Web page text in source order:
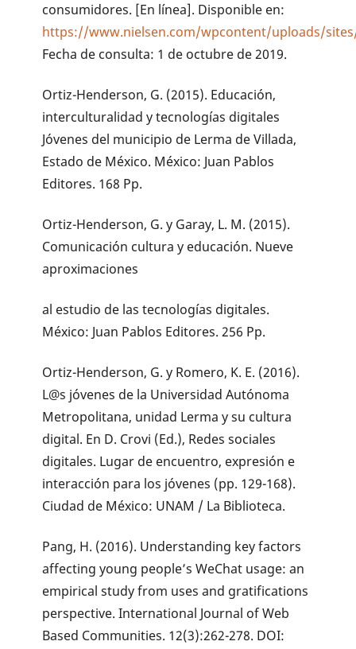
consumidores. [En línea]. Disponible en:
https://www.nielsen.com/wpcontent/uploads/
Fecha de consulta: 1 de octubre de 2019.
Ortiz-Henderson, G. (2015). Educación,
interculturalidad y tecnologías digitales
Jóvenes del municipio de Lerma de Villada,
Estado de México. México: Juan Pablos
Editores. 168 Pp.
Ortiz-Henderson, G. y Garay, L. M. (2015).
Comunicación cultura y educación. Nueve
aproximaciones
al estudio de las tecnologías digitales.
México: Juan Pablos Editores. 256 Pp.
Ortiz-Henderson, G. y Romero, K. E. (2016).
L@s jóvenes de la Universidad Autónoma
Metropolitana, unidad Lerma y su cultura
digital. En D. Crovi (Ed.), Redes sociales
digitales. Lugar de encuentro, expresión e
interacción para los jóvenes (pp. 129-168).
Ciudad de México: UNAM / La Biblioteca.
Pang, H. (2016). Understanding key factors
affecting young people’s WeChat usage: an
empirical study from uses and gratifications
perspective. International Journal of Web
Based Communities. 12(3):262-278. DOI: